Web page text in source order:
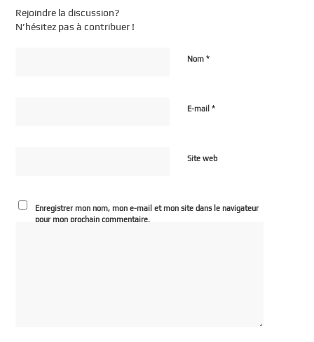
Rejoindre la discussion?
N’hésitez pas à contribuer !
Nom*
E-mail*
Site web
Enregistrer mon nom, mon e-mail et mon site dans le navigateur
pour mon prochain commentaire.